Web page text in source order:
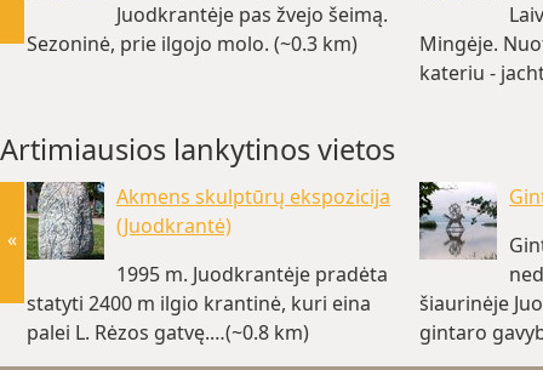
Juodkrantėje pas žvejo šeimą.
Sezoninė, prie ilgojo molo. (~0.3 km)
Mingėje.
kateriu -
Artimiausios lankytinos vietos
Akmens skulptūrų ekspozicija
(Juodkrantė)
1995 m. Juodkrantėje pradėta
statyti 2400 m ilgio krantinė, kuri eina
palei L. Rėzos gatvę.…(~0.8 km)
šiaurinėje
gintaro
«